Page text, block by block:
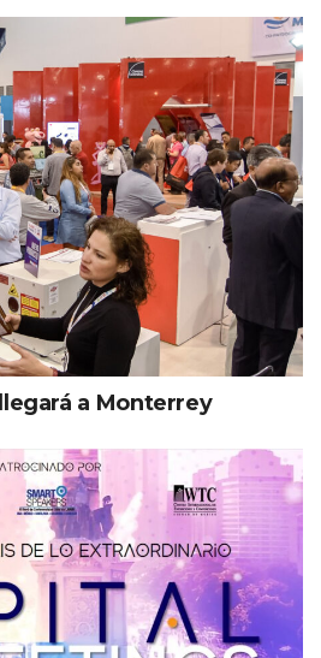
tanto en el programa educativo
a decir de los organizadores, el
a ibtm Americas tienen intención
aproximado de 6 meses para
deibtm Americas
se realizarán
como: el Romance Congress, el
Design Conference, Sustainable
el
Encuentro
–con una agenda única por
a Monterrey